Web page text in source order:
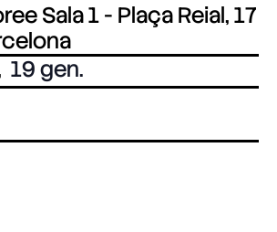
Sala 1 - Plaça Reial, 17
19 gen.